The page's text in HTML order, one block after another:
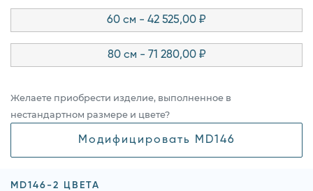
60 см - 42 525,00 ₽
80 см - 71 280,00 ₽
Желаете приобрести изделие, выполненное в
нестандартном размере и цвете?
Модифицировать MD146
MD146-2 ЦВЕТА